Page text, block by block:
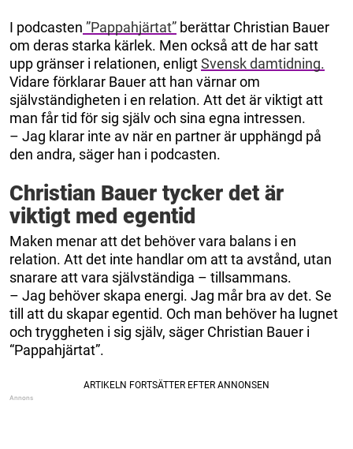
I podcasten ”Pappahjärtat” berättar Christian Bauer
om deras starka kärlek. Men också att de har satt
upp gränser i relationen, enligtSvensk damtidning.
Vidare förklarar Bauer att han värnar om
självständigheten i en relation. Att det är viktigt att
man får tid för sig själv och sina egna intressen.
– Jag klarar inte av när en partner är upphängd på
den andra, säger han i podcasten.
Christian Bauer tycker det är
viktigt med egentid
Maken menar att det behöver vara balans i en
relation. Att det inte handlar om att ta avstånd, utan
snarare att vara självständiga – tillsammans.
– Jag behöver skapa energi. Jag mår bra av det. Se
till att du skapar egentid. Och man behöver ha lugnet
och tryggheten i sig själv, säger Christian Bauer i
“Pappahjärtat”.